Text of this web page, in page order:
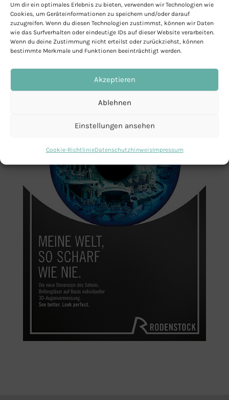
Um dir ein optimales Erlebnis zu bieten, verwenden wir Technologien wie
Cookies, um Geräteinformationen zu speichern und/oder darauf
zuzugreifen. Wenn du diesen Technologien zustimmst, können wir Daten
wie das Surfverhalten oder eindeutige IDs auf dieser Website verarbeiten.
Wenn du deine Zustimmung nicht erteilst oder zurückziehst, können
bestimmte Merkmale und Funktionen beeinträchtigt werden.
Akzeptieren
Ablehnen
Einstellungen ansehen
Cookie-RichtlinieDatenschutzhinweisImpressum
gegenüber ihrer alten Brille wahr*.
Die maßgeschneiderten Brillengläser mit
DNEye® sind sowohl als Gleitsicht- als auch